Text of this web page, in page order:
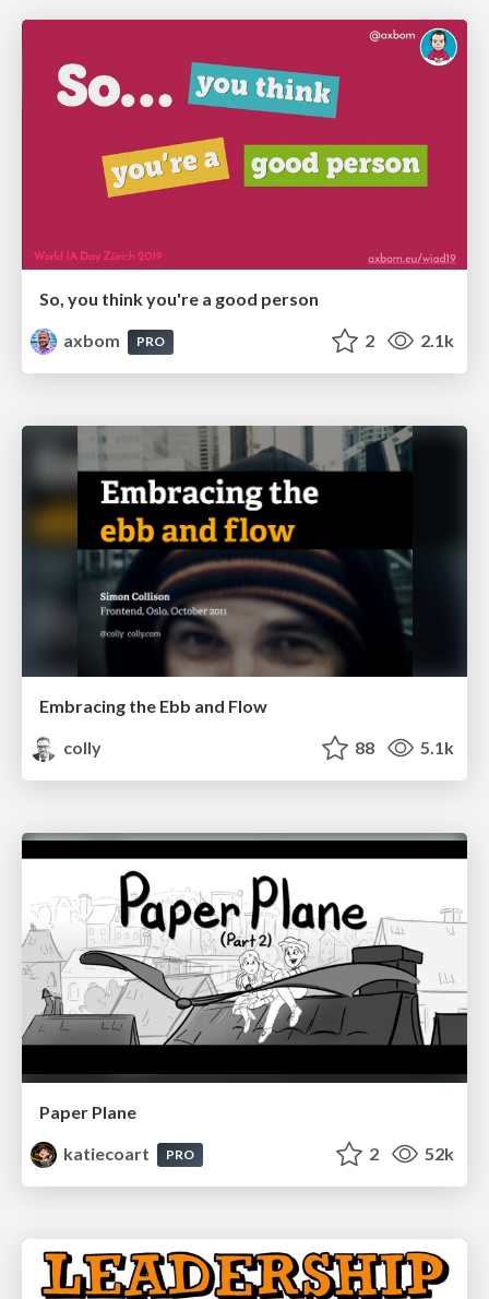
So, you think you're a good person
axbom
PRO 2 2.1k
Embracing the Ebb and Flow
colly
88 5.1k
Paper Plane
katiecoart
PRO 2 52k